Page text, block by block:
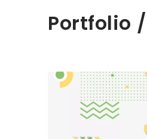
Portfolio